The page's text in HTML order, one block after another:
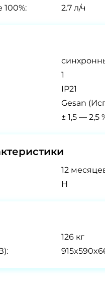
100%:
2.7 л/ч
1
IP21
Gesan
± 1,5 — 2,5
12
H
126 кг